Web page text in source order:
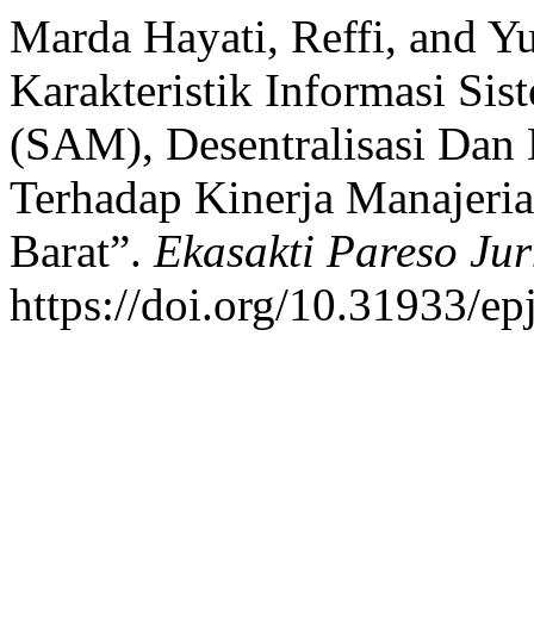
Marda Hayati, Reffi, and
Karakteristik Informasi
(SAM), Desentralisasi
Terhadap Kinerja
Barat”. Ekasakti Pareso
https://doi.org/10.31933/